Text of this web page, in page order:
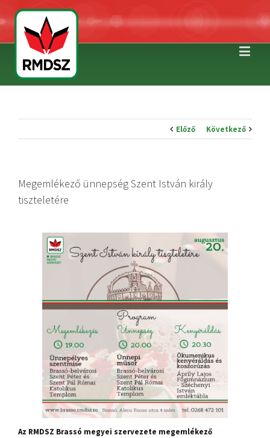
Előző Következő
Megemlékező ünnepség Szent István király
tiszteletére
Az RMDSZ Brassó megyei szervezete megemlékező